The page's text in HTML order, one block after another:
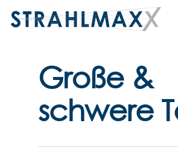
Große &
schwere